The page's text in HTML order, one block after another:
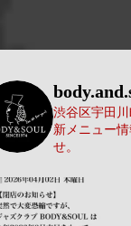
渋谷区宇田
新メニュー
せ。